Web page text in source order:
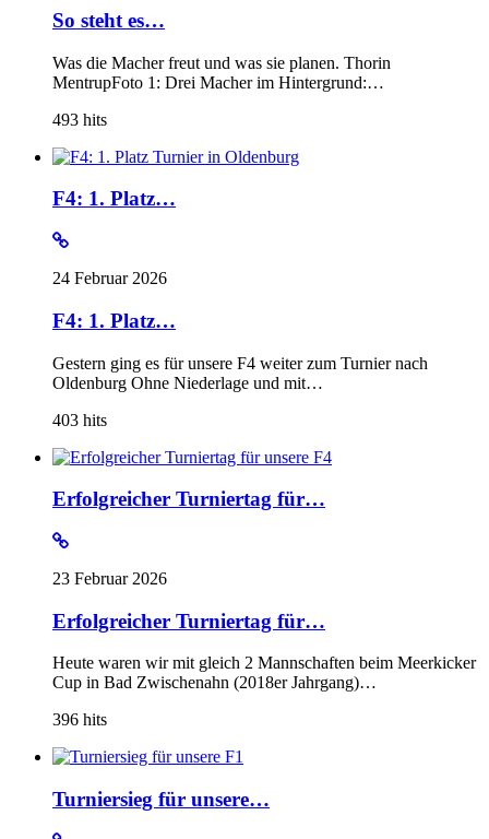
So steht es…
Was die Macher freut und was sie planen. Thorin
MentrupFoto 1: Drei Macher im Hintergrund:…
493 hits
F4: 1. Platz…
24 Februar 2026
F4: 1. Platz…
Gestern ging es für unsere F4 weiter zum Turnier nach
Oldenburg Ohne Niederlage und mit…
403 hits
Erfolgreicher Turniertag für…
23 Februar 2026
Erfolgreicher Turniertag für…
Heute waren wir mit gleich 2 Mannschaften beim Meerkicker
Cup in Bad Zwischenahn (2018er Jahrgang)…
396 hits
Turniersieg für unsere…